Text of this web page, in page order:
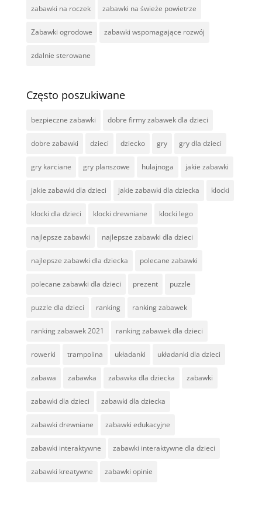
zabawki na roczek zabawki na świeże powietrze
Zabawki ogrodowe zabawki wspomagające rozwój
zdalnie sterowane
Często poszukiwane
bezpieczne zabawki dobre firmy zabawek dla dzieci
dobre zabawki dzieci dziecko gry gry dla dzieci
gry karciane gry planszowe hulajnoga jakie zabawki
jakie zabawki dla dzieci jakie zabawki dla dziecka klocki
klocki dla dzieci klocki drewniane klocki lego
najlepsze zabawki najlepsze zabawki dla dzieci
najlepsze zabawki dla dziecka polecane zabawki
polecane zabawki dla dzieci prezent puzzle
puzzle dla dzieci ranking ranking zabawek
ranking zabawek 2021 ranking zabawek dla dzieci
rowerki trampolina układanki układanki dla dzieci
zabawa zabawka zabawka dla dziecka zabawki
zabawki dla dzieci zabawki dla dziecka
zabawki drewniane zabawki edukacyjne
zabawki interaktywne zabawki interaktywne dla dzieci
zabawki kreatywne zabawki opinie